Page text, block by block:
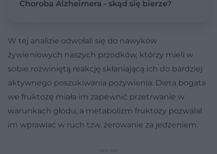
Choroba Alzheimera - skąd się bierze?
W tej analizie odwołali się do nawyków
żywieniowych naszych przodków, którzy mieli w
sobie rozwiniętą reakcję skłaniającą ich do bardziej
aktywnego poszukiwania pożywienia. Dieta bogata
we fruktozę miała im zapewnić przetrwanie w
warunkach głodu, a metabolizm fruktozy pozwalał
im wprawiać w ruch tzw. żerowanie za jedzeniem.